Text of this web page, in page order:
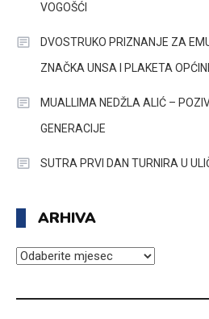
VOGOŠĆI
DVOSTRUKO PRIZNANJE ZA
ZNAČKA UNSA I PLAKETA
MUALLIMA NEDŽLA ALIĆ –
GENERACIJE
SUTRA PRVI DAN TURNIRA U
ARHIVA
ARHIVA